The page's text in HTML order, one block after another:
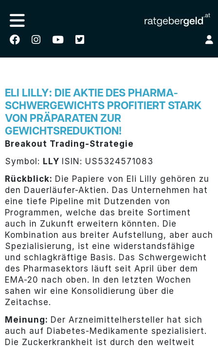
ELI LILLY: DIE AKTIE DES PHARMA-
SCHWERGEWICHTS PROFITIERT STARK
VON PRÄPARATEN ZUR
GEWICHTSREDUKTION!
Breakout Trading-Strategie
Symbol: LLY ISIN: US5324571083
Rückblick: Die Papiere von Eli Lilly gehören zu
den Dauerläufer-Aktien. Das Unternehmen hat
eine tiefe Pipeline mit Dutzenden von
Programmen, welche das breite Sortiment
auch in Zukunft erweitern könnten. Die
Kombination aus breiter Aufstellung, aber auch
Spezialisierung, ist eine widerstandsfähige
und schlagkräftige Basis. Das Schwergewicht
des Pharmasektors läuft seit April über dem
EMA-20 nach oben. In den letzten Wochen
sahen wir eine Konsolidierung über die
Zeitachse.
Meinung: Der Arzneimittelhersteller hat sich
auch auf Diabetes-Medikamente spezialisiert.
Die Zuckerkrankheit ist durch den weltweit